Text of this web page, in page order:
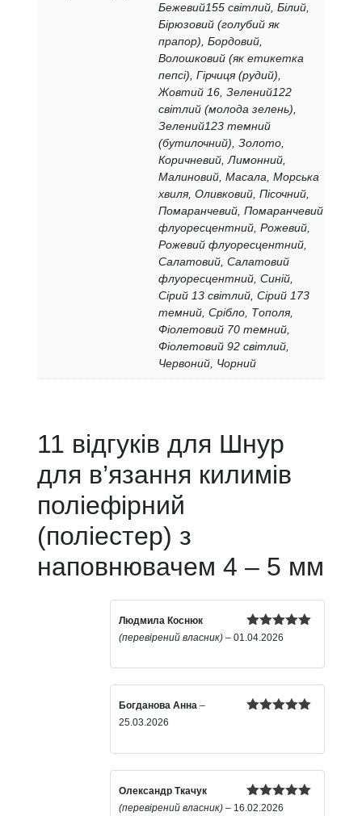
Бежевий155 світлий, Білий,
Бірюзовий (голубий як
прапор), Бордовий,
Волошковий (як етикетка
пепсі), Гірчиця (рудий),
Жовтий 16, Зелений122
світлий (молода зелень),
Зелений123 темний
(бутилочний), Золото,
Коричневий, Лимонний,
Малиновий, Масaла, Морська
хвиля, Оливковий, Пісочний,
Помаранчевий, Помаранчевий
флуоресцентний, Рожевий,
Рожевий флуоресцентний,
Салатовий, Салатовий
флуоресцентний, Синій,
Сірий 13 світлий, Сірий 173
темний, Срібло, Тополя,
Фіолетовий 70 темний,
Фіолетовий 92 світлий,
Червоний, Чорний
11 відгуків для Шнур
для в’язання килимів
поліефірний
(поліестер) з
наповнювачем 4 – 5 мм
Оцінено в
Людмила Коснюк
(перевірений власник) – 01.04.2026
Богданова Анна –
25.03.2026
Оцінено в
Олександр Ткачук
(перевірений власник) – 16.02.2026